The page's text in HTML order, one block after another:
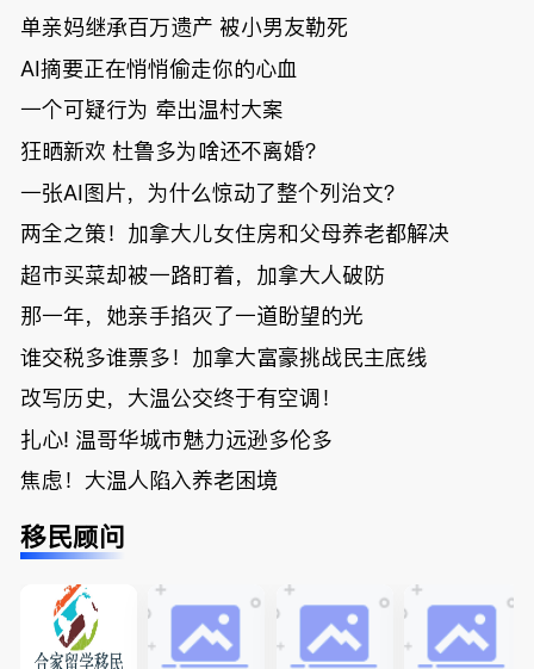
骗光2万美
元，还被卷
入跨国刑案
账户遭封！
亡；
单亲妈继承百万遗产 被小男友勒死
AI摘要正在悄悄偷走你的心血
一个可疑行为 牵出温村大案
狂晒新欢 杜鲁多为啥还不离婚？
一张AI图片，为什么惊动了整个列治文？
两全之策！加拿大儿女住房和父母养老都解决
超市买菜却被一路盯着，加拿大人破防
那一年，她亲手掐灭了一道盼望的光
谁交税多谁票多！加拿大富豪挑战民主底线
改写历史，大温公交终于有空调！
扎心! 温哥华城市魅力远逊多伦多
焦虑！大温人陷入养老困境
移民顾问